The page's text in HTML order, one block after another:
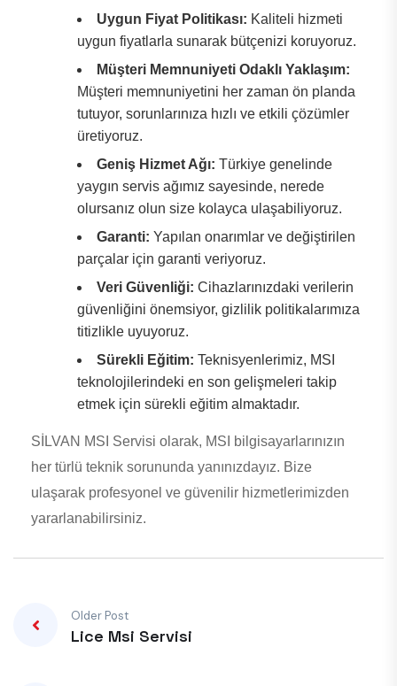
Uygun Fiyat Politikası: Kaliteli hizmeti
uygun fiyatlarla sunarak bütçenizi koruyoruz.
Müşteri Memnuniyeti Odaklı Yaklaşım:
Müşteri memnuniyetini her zaman ön planda
tutuyor, sorunlarınıza hızlı ve etkili çözümler
üretiyoruz.
Geniş Hizmet Ağı: Türkiye genelinde
yaygın servis ağımız sayesinde, nerede
olursanız olun size kolayca ulaşabiliyoruz.
Garanti: Yapılan onarımlar ve değiştirilen
parçalar için garanti veriyoruz.
Veri Güvenliği: Cihazlarınızdaki verilerin
güvenliğini önemsiyor, gizlilik politikalarımıza
titizlikle uyuyoruz.
Sürekli Eğitim: Teknisyenlerimiz, MSI
teknolojilerindeki en son gelişmeleri takip
etmek için sürekli eğitim almaktadır.
SİLVAN MSI Servisi olarak, MSI bilgisayarlarınızın
her türlü teknik sorununda yanınızdayız. Bize
ulaşarak profesyonel ve güvenilir hizmetlerimizden
yararlanabilirsiniz.
Older Post
Lice Msi Servisi